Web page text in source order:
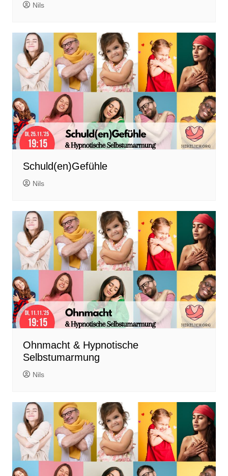
Nils
Schuld(en)Gefühle
Nils
Ohnmacht & Hypnotische
Selbstumarmung
Nils